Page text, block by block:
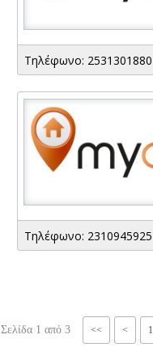
Τηλέφωνο: 2531301880
Τηλέφωνο: 2310945925
Σελίδα 1 από 3 << < 1